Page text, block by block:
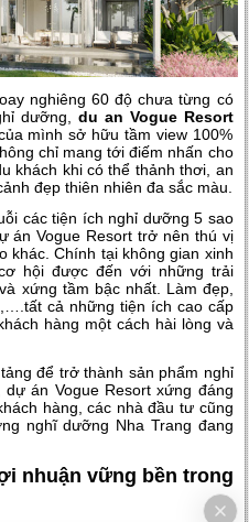
nghiêng 60 độ chưa từng có
dưỡng, du an Vogue Resort
mình sở hữu tầm view 100%
chỉ mang tới điếm nhấn cho
khách khi có thể thảnh thơi, an
đẹp thiên nhiên đa sắc màu.
các tiện ích nghỉ dưỡng 5 sao
án Vogue Resort trở nên thú vị
khác. Chính tại không gian xinh
hội được đến với những trải
xứng tầm bậc nhất. Làm đẹp,
cả những tiện ích cao cấp
hàng một cách hài lòng và
để trở thành sản phẩm nghỉ
án Vogue Resort xứng đáng
hàng, các nhà đầu tư cũng
nghĩ dưỡng Nha Trang đang
nhuận vững bền trong